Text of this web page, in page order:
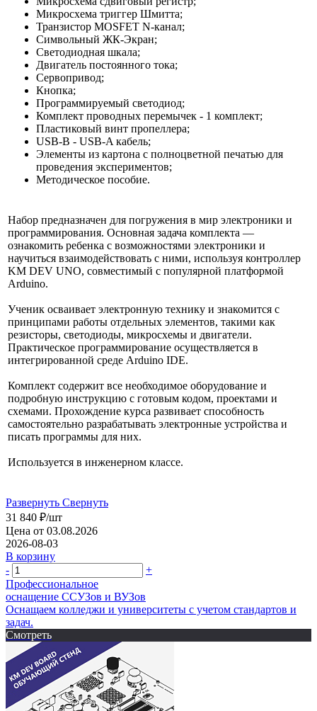
Микросхема триггер Шмитта;
Транзистор MOSFET N-канал;
Символьный ЖК-Экран;
Светодиодная шкала;
Двигатель постоянного тока;
Сервопривод;
Кнопка;
Программируемый светодиод;
Комплект проводных перемычек - 1 комплект;
Пластиковый винт пропеллера;
USB-B - USB-A кабель;
Элементы из картона с полноцветной печатью для
проведения экспериментов;
Методическое пособие.
Набор предназначен для погружения в мир электроники и
программирования. Основная задача комплекта —
ознакомить ребенка с возможностями электроники и
научиться взаимодействовать с ними, используя контроллер
KM DEV UNO, совместимый с популярной платформой
Arduino.
Ученик осваивает электронную технику и знакомится с
принципами работы отдельных элементов, такими как
резисторы, светодиоды, микросхемы и двигатели.
Практическое программирование осуществляется в
интегрированной среде Arduino IDE.
Комплект содержит все необходимое оборудование и
подробную инструкцию с готовым кодом, проектами и
схемами. Прохождение курса развивает способность
самостоятельно разрабатывать электронные устройства и
писать программы для них.
Используется в инженерном классе.
Развернуть Свернуть
31 840 ₽/шт
Цена от 03.08.2026
2026-08-03
В корзину
-
+
Профессиональное
оснащение CСУЗов и ВУЗов
Оснащаем колледжи и университеты с учетом стандартов и
задач.
Смотреть